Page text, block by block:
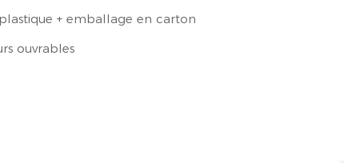
+ emballage en carton
ouvrables